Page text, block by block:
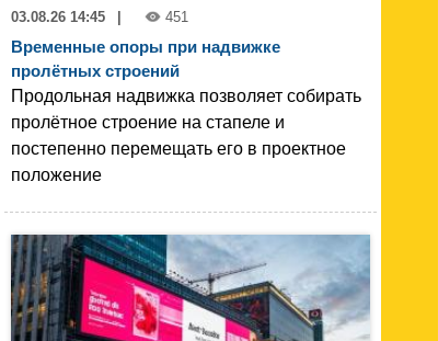
03.08.26 14:45 451
Временные опоры при надвижке
пролётных строений
Продольная надвижка позволяет собирать
пролётное строение на стапеле и
постепенно перемещать его в проектное
положение